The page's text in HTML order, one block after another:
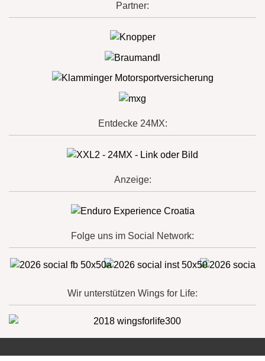
Partner:
Entdecke 24MX:
Anzeige:
Folge uns im Social Network:
Wir unterstützen Wings for Life: